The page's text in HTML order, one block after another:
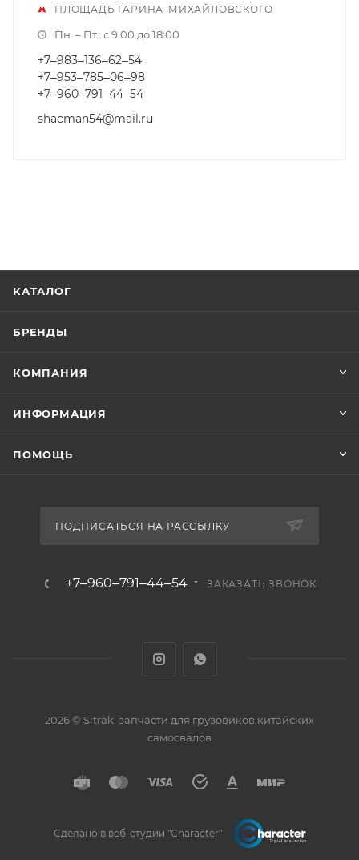
ПЛОЩАДЬ ГАРИНА-МИХАЙЛОВСКОГО
Пн. – Пт.: с 9:00 до 18:00
+7‒983‒136‒62‒54
+7‒953‒785‒06‒98
+7‒960‒791‒44‒54
shacman54@mail.ru
КАТАЛОГ
БРЕНДЫ
КОМПАНИЯ
ИНФОРМАЦИЯ
ПОМОЩЬ
ПОДПИСАТЬСЯ НА РАССЫЛКУ
+7‒960‒791‒44‒54 ЗАКАЗАТЬ ЗВОНОК
2026 © Sitrak: запчасти для грузовиков,китайских
самосвалов
Сделано в веб-студии "Character"